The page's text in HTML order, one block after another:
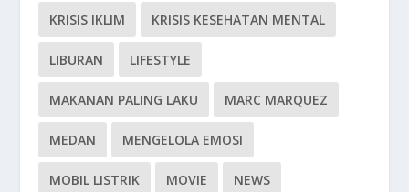
KRISIS IKLIM KRISIS KESEHATAN MENTAL
LIBURAN LIFESTYLE
MAKANAN PALING LAKU MARC MARQUEZ
MEDAN MENGELOLA EMOSI
MOBIL LISTRIK MOVIE NEWS